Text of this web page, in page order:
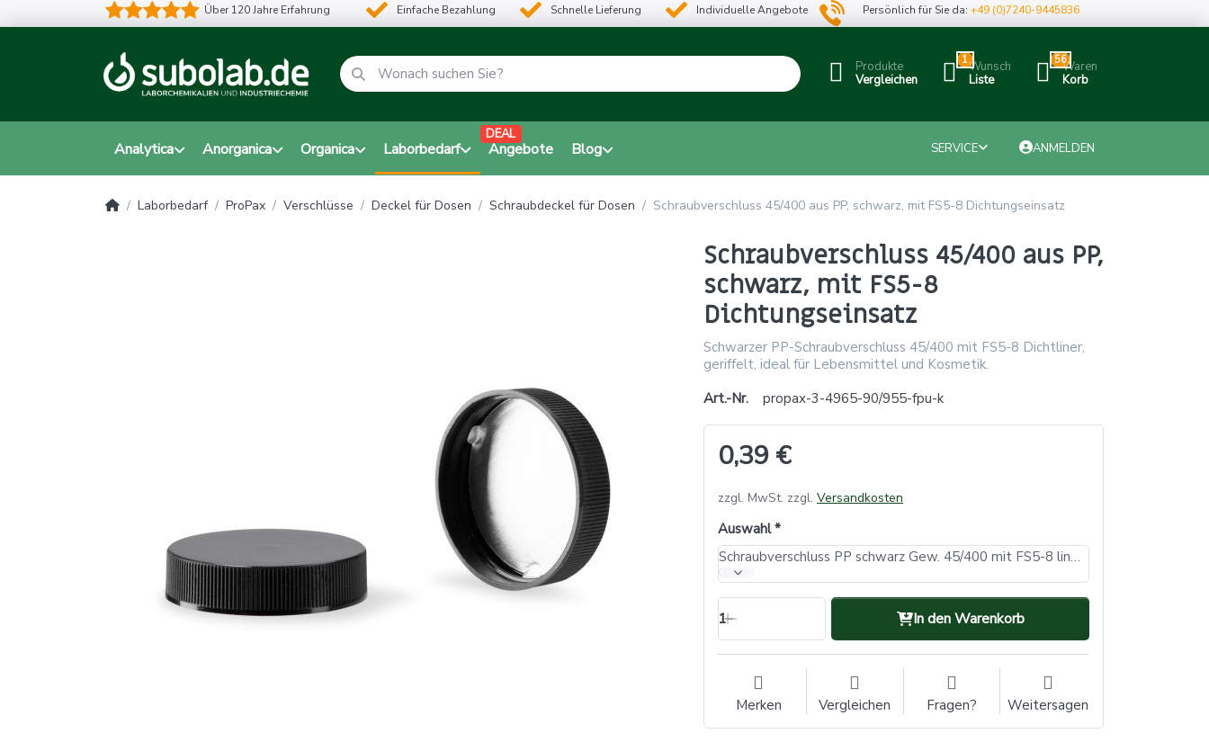
Über 120 Jahre Erfahrung Einfache Bezahlung Schnelle Lieferung Individuelle Angebote Persönlich für Sie da:+49 (0)7240-9445836
Produkte
Vergleichen
1Wunsch
Liste
56Waren
Korb
Analytica Anorganica Organica Laborbedarf Angebote
DEAL
Blog SERVICE ANMELDEN
Laborbedarf ProPax Verschlüsse Deckel für Dosen Schraubdeckel für Dosen Schraubverschluss 45/400 aus PP, schwarz, mit FS5-8 Dichtungseinsatz
Schraubverschluss 45/400 aus PP,
schwarz, mit FS5-8
Dichtungseinsatz
Schwarzer PP-Schraubverschluss 45/400 mit FS5-8 Dichtliner,
geriffelt, ideal für Lebensmittel und Kosmetik.
Art.-Nr.
propax-3-4965-90/955-fpu-k
0,39 €
zzgl. MwSt. zzgl. Versandkosten
Auswahl
Schraubverschluss PP schwarz Gew. 45/400 mit FS5-8 liner
1 In den Warenkorb
Merken Vergleichen Fragen? Weitersagen